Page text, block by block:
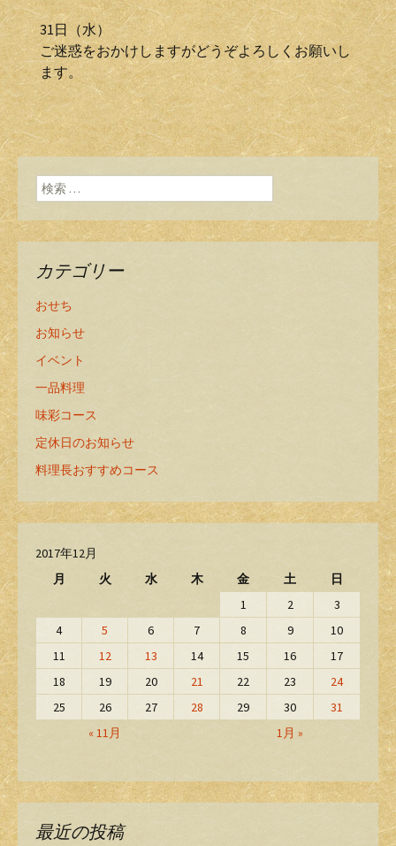
31日（水）
ご迷惑をおかけしますがどうぞよろしくお願いし
ます。
検索:
カテゴリー
おせち
お知らせ
イベント
一品料理
味彩コース
定休日のお知らせ
料理長おすすめコース
2017年12月
月
火 水 木 金 土 日
« 11月 1月 »
1 2
3
4
5 6 7 8 9
10
11
12 13 14 15 16
17
18
19 20 21 22 23
24
25
26 27 28 29 30 31
最近の投稿